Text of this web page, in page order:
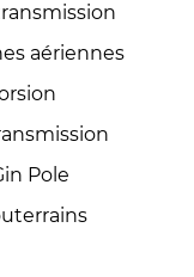
aériennes
Pole